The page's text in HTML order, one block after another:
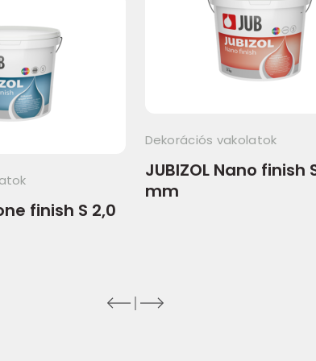
finish S 2,0
Dekorációs vakolatok
JUBIZOL Nano finish
mm